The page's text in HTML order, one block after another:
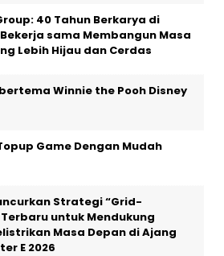
40 Tahun Berkarya di
sama Membangun Masa
Lebih Hijau dan Cerdas
Winnie the Pooh Disney
Game Dengan Mudah
Strategi “Grid-
untuk Mendukung
Masa Depan di Ajang
E 2026